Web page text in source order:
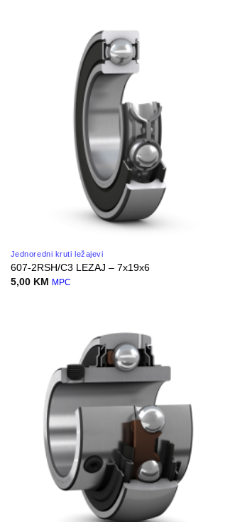
Jednoredni kruti ležajevi
607-2RSH/C3 LEZAJ – 7x19x6
5,00 KM MPC